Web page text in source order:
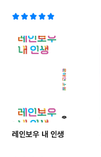
레인보우 내 인생